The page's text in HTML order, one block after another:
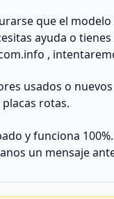
que el
ayuda o
,
usados o
rotas.
y funciona
un mensaje